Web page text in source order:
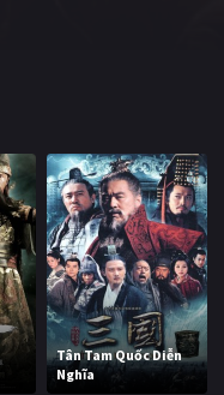
Tân Tam Quốc Diễn
Nghĩa